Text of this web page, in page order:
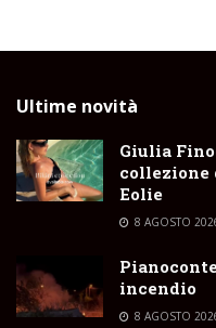
Ultime novità
Giulia
Eolie
8 AGOSTO
incendio
8 AGOSTO